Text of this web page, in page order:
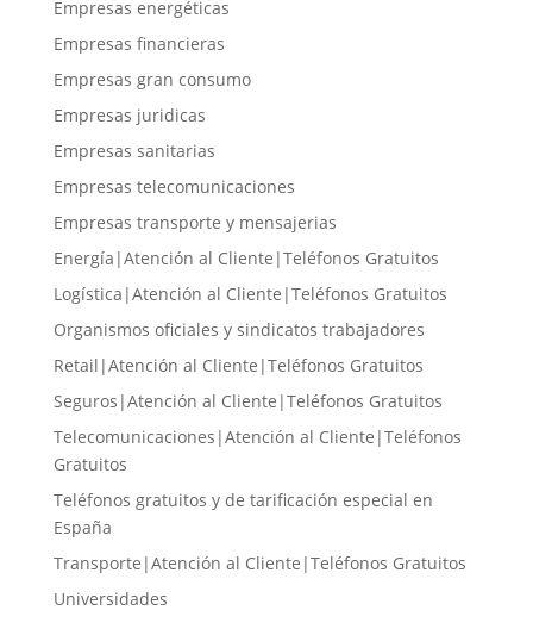
Empresas energéticas
Empresas financieras
Empresas gran consumo
Empresas juridicas
Empresas sanitarias
Empresas telecomunicaciones
Empresas transporte y mensajerias
Energía|Atención al Cliente|Teléfonos Gratuitos
Logística|Atención al Cliente|Teléfonos Gratuitos
Organismos oficiales y sindicatos trabajadores
Retail|Atención al Cliente|Teléfonos Gratuitos
Seguros|Atención al Cliente|Teléfonos Gratuitos
Telecomunicaciones|Atención al Cliente|Teléfonos
Gratuitos
Teléfonos gratuitos y de tarificación especial en
España
Transporte|Atención al Cliente|Teléfonos Gratuitos
Universidades